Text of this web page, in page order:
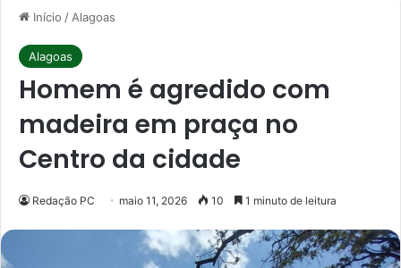
Início / Alagoas
Alagoas
Homem é agredido com
madeira em praça no
Centro da cidade
Redação PC maio 11, 2026 10 1 minuto de leitura